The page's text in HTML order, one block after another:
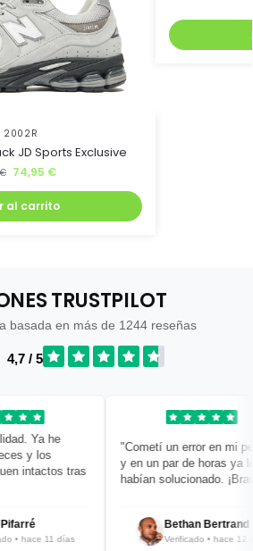
2002R
JD Sports Exclusive
€ 74,95 €
al carrito
TRUSTPILOT
basada en más de 1244 reseñas
4,7 / 5
Ya he
y los
intactos tras
hace 11 días
"Cometí un error en mi
y en un par de horas ya lo
habían solucionado.
Bethan Bertrand
Verificado • hace 12 días